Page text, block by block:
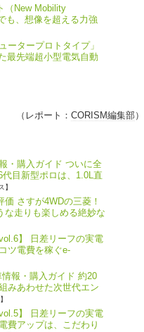
（New Mobility
も、想像を超える力強
ータープロトタイプ」
最先端超小型電気自動
（レポート： CORISM編集部）
・購入ガイド ついに全
目新型ポロは、1.0L直
】
さすが4WDの三菱！
な走りも楽しめる絶妙な
】 日差リーフの実電
ツ電費を稼ぐe-
報・購入ガイド 約20
みあわせた次世代エン
】 日差リーフの実電
費アップは、こだわり